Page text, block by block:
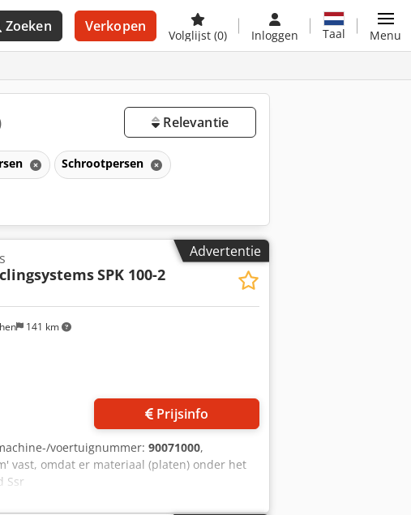
Zoeken Verkopen
Volglijst (0) Inloggen Taal Menu
Relevantie
Schrootpersen
Advertentie
141 km
SPK 100-2
Prijsinfo
voertuignummer: 90071000,
vast, omdat er materiaal (platen) onder het
Ssr